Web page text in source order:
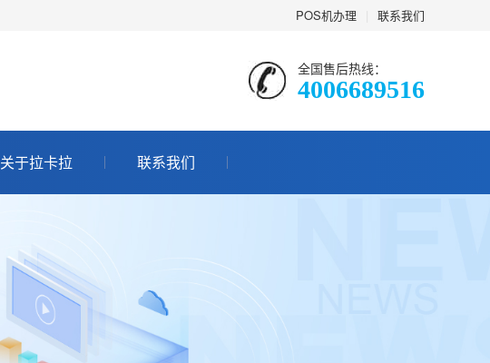
POS机办理 联系我们
全国售后热线：
4006689516
关于拉卡拉 联系我们